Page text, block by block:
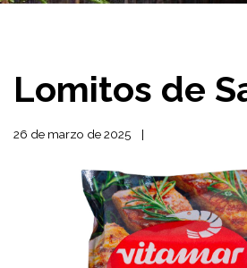
Lomitos de
26 de marzo de 2025